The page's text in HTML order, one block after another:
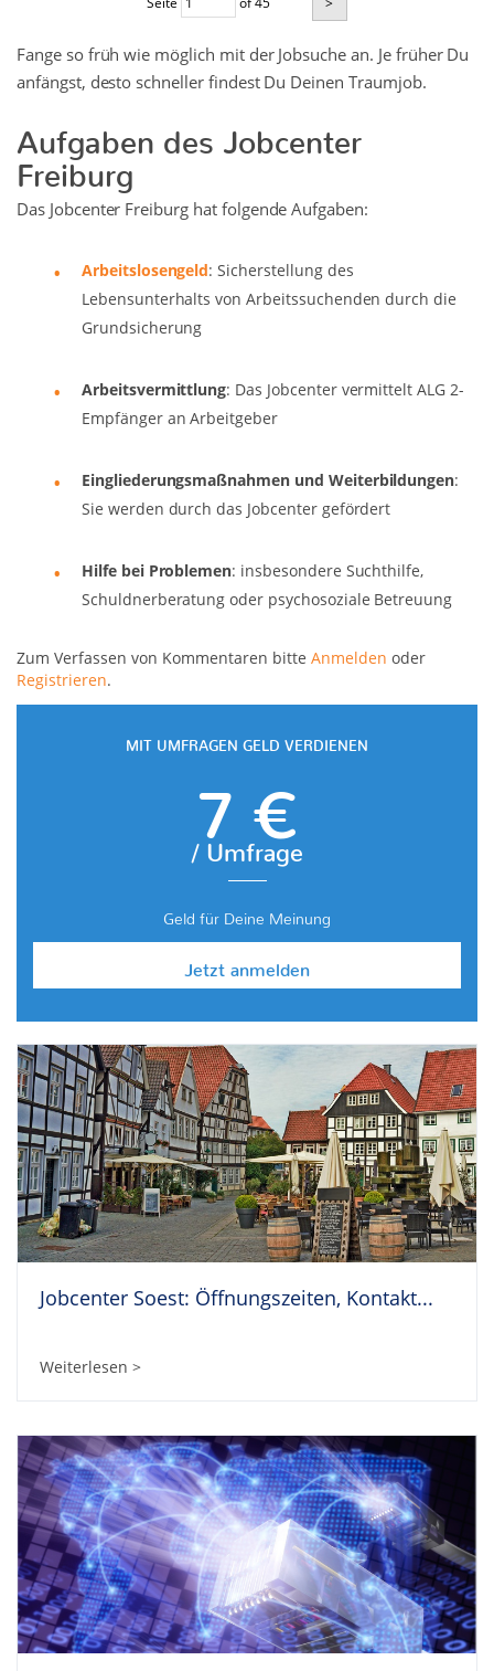
Fange so früh wie möglich mit der Jobsuche an. Je früher Du
anfängst, desto schneller findest Du Deinen Traumjob.
Aufgaben des Jobcenter
Freiburg
Das Jobcenter Freiburg hat folgende Aufgaben:
Arbeitslosengeld: Sicherstellung des
Lebensunterhalts von Arbeitssuchenden durch die
Grundsicherung
Arbeitsvermittlung: Das Jobcenter vermittelt ALG 2-
Empfänger an Arbeitgeber
Eingliederungsmaßnahmen und Weiterbildungen:
Sie werden durch das Jobcenter gefördert
Hilfe bei Problemen: insbesondere Suchthilfe,
Schuldnerberatung oder psychosoziale Betreuung
Zum Verfassen von Kommentaren bitte Anmelden oder
Registrieren.
MIT UMFRAGEN GELD VERDIENEN
7 €
/ Umfrage
Geld für Deine Meinung
Jetzt anmelden
Jobcenter Soest: Öffnungszeiten, Kontakt...
Weiterlesen >